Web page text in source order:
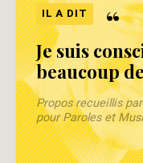
IL A DIT “
Je suis
beaucoup
Propos recueillis
pour Paroles et